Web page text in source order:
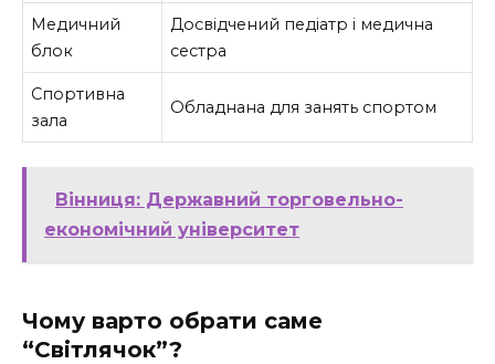
Медичний
блок
Досвідчений педіатр і медична
сестра
Спортивна
зала
Обладнана для занять спортом
Вінниця: Державний торговельно-
економічний університет
Чому варто обрати саме
“Світлячок”?